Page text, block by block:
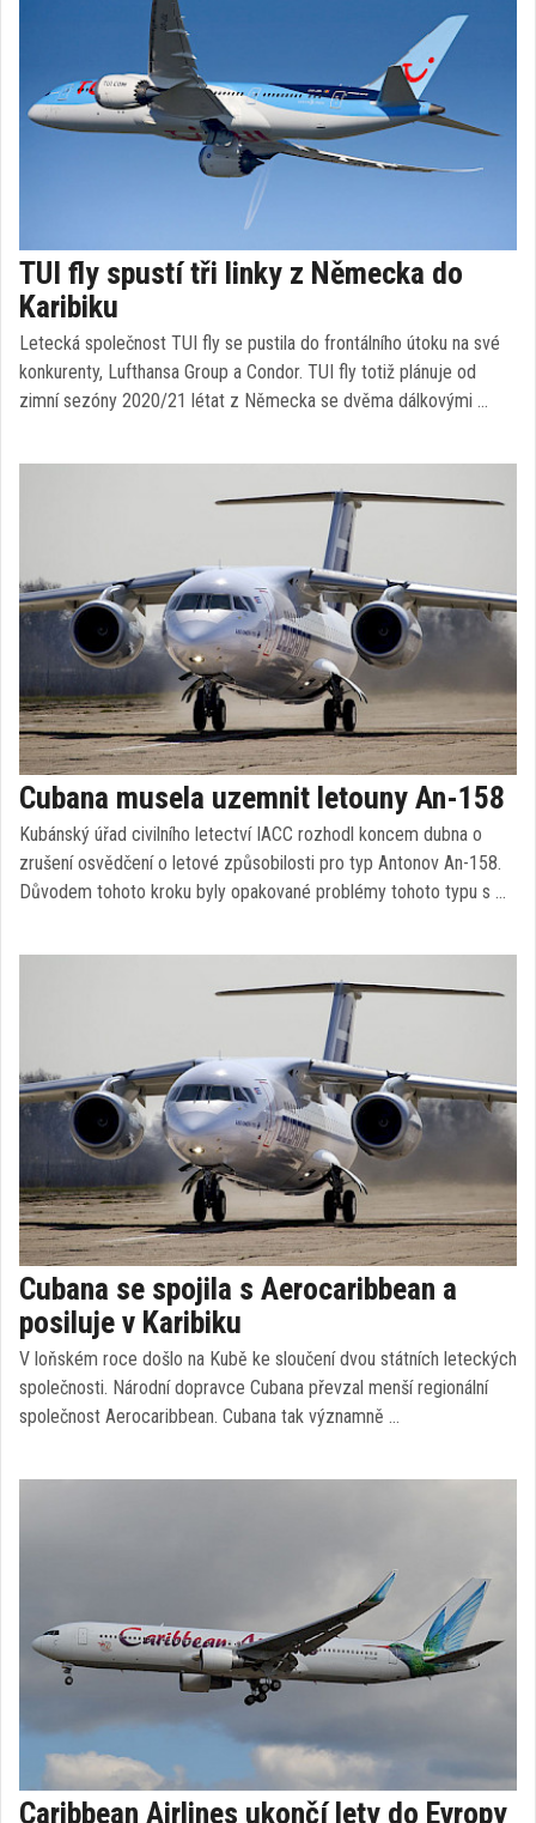
TUI fly spustí tři linky z Německa do
Karibiku
Letecká společnost TUI fly se pustila do frontálního útoku na své
konkurenty, Lufthansa Group a Condor. TUI fly totiž plánuje od
zimní sezóny 2020/21 létat z Německa se dvěma dálkovými …
Cubana musela uzemnit letouny An-158
Kubánský úřad civilního letectví IACC rozhodl koncem dubna o
zrušení osvědčení o letové způsobilosti pro typ Antonov An-158.
Důvodem tohoto kroku byly opakované problémy tohoto typu s …
Cubana se spojila s Aerocaribbean a
posiluje v Karibiku
V loňském roce došlo na Kubě ke sloučení dvou státních leteckých
společnosti. Národní dopravce Cubana převzal menší regionální
společnost Aerocaribbean. Cubana tak významně …
Caribbean Airlines ukončí lety do Evropy